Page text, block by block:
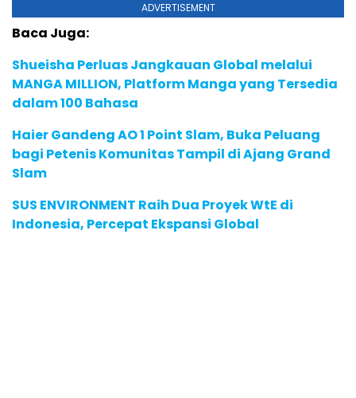
ADVERTISEMENT
Baca Juga:
Shueisha Perluas Jangkauan Global melalui
MANGA MILLION, Platform Manga yang Tersedia
dalam 100 Bahasa
Haier Gandeng AO 1 Point Slam, Buka Peluang
bagi Petenis Komunitas Tampil di Ajang Grand
Slam
SUS ENVIRONMENT Raih Dua Proyek WtE di
Indonesia, Percepat Ekspansi Global